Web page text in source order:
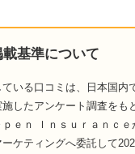
険株式会社
明治安田生命保険相互会社
基準について
いる口コミは、日本国内
したアンケート調査をも
ｅｎ Ｉｎｓｕｒａｎｃ
ケティングへ委託して